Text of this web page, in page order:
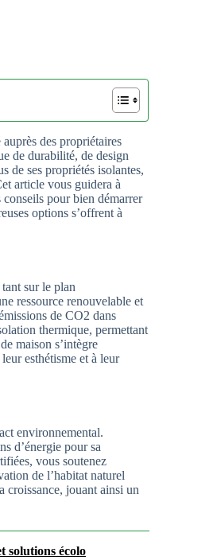
des propriétaires
de durabilité, de design
de ses propriétés isolantes,
article vous guidera à
conseils pour bien démarrer
options s’offrent à
sur le plan
ressource renouvelable et
de CO2 dans
thermique, permettant
maison s’intègre
esthétisme et à leur
environnemental.
d’énergie pour sa
vous soutenez
de l’habitat naturel
croissance, jouant ainsi un
solutions écolo